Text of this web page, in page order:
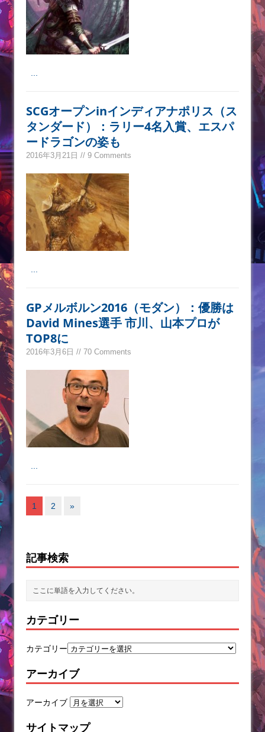
SCGオープンinインディアナポリス（ス
タンダード）：ラリー4名入賞、エスパ
ードラゴンの姿も
2016年3月21日 // 9 Comments
GPメルボルン2016（モダン）：優勝は
David Mines選手 市川、山本プロが
TOP8に
2016年3月6日 // 70 Comments
1 2 »
記事検索
カテゴリー
カテゴリー
アーカイブ
アーカイブ
サイトマップ